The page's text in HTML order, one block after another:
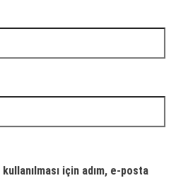
için adım, e-posta